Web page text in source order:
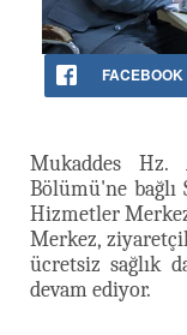
FACEBOOK
Mukaddes Hz.
Bölümü'ne
Hizmetler
Merkez,
ücretsiz sağlık
devam ediyor.